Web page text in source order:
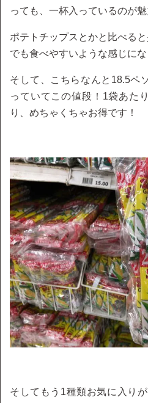
っても、一杯入っているのが魅
ポテトチップスとかと比べる
でも食べやすいような感じに
そして、こちらなんと18.5ペ
っていてこの値段！1袋あた
り、めちゃくちゃお得です！
そしてもう1種類お気に入り